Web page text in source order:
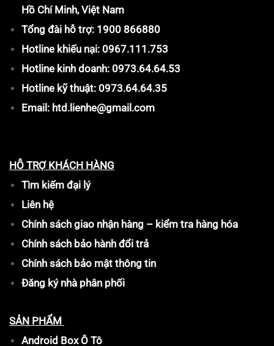
Hồ Chí Minh, Việt Nam
Tổng đài hỗ trợ: 1900 866880
Hotline khiếu nại: 0967.111.753
Hotline kinh doanh: 0973.64.64.53
Hotline kỹ thuật: 0973.64.64.35
Email: htd.lienhe@gmail.com
HỖ TRỢ KHÁCH HÀNG
Tìm kiếm đại lý
Liên hệ
Chính sách giao nhận hàng – kiểm tra hàng hóa
Chính sách bảo hành đổi trả
Chính sách bảo mật thông tin
Đăng ký nhà phân phối
SẢN PHẨM
Android Box Ô Tô